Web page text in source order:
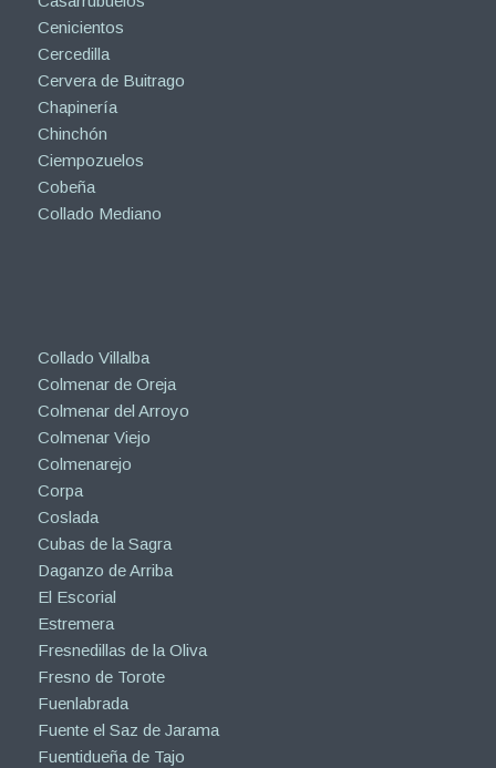
Cenicientos
Cercedilla
Cervera de Buitrago
Chapinería
Chinchón
Ciempozuelos
Cobeña
Collado Mediano
Collado Villalba
Colmenar de Oreja
Colmenar del Arroyo
Colmenar Viejo
Colmenarejo
Corpa
Coslada
Cubas de la Sagra
Daganzo de Arriba
El Escorial
Estremera
Fresnedillas de la Oliva
Fresno de Torote
Fuenlabrada
Fuente el Saz de Jarama
Fuentidueña de Tajo